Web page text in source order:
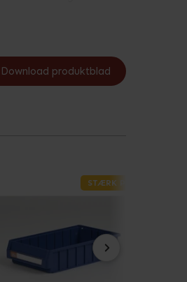
Download produktblad
STÆRK PRIS